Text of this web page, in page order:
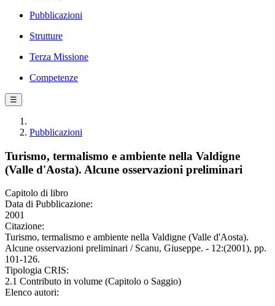
Pubblicazioni
Strutture
Terza Missione
Competenze
☰
Pubblicazioni
Turismo, termalismo e ambiente nella Valdigne
(Valle d'Aosta). Alcune osservazioni preliminari
Capitolo di libro
Data di Pubblicazione:
2001
Citazione:
Turismo, termalismo e ambiente nella Valdigne (Valle d'Aosta).
Alcune osservazioni preliminari / Scanu, Giuseppe. - 12:(2001), pp.
101-126.
Tipologia CRIS:
2.1 Contributo in volume (Capitolo o Saggio)
Elenco autori: